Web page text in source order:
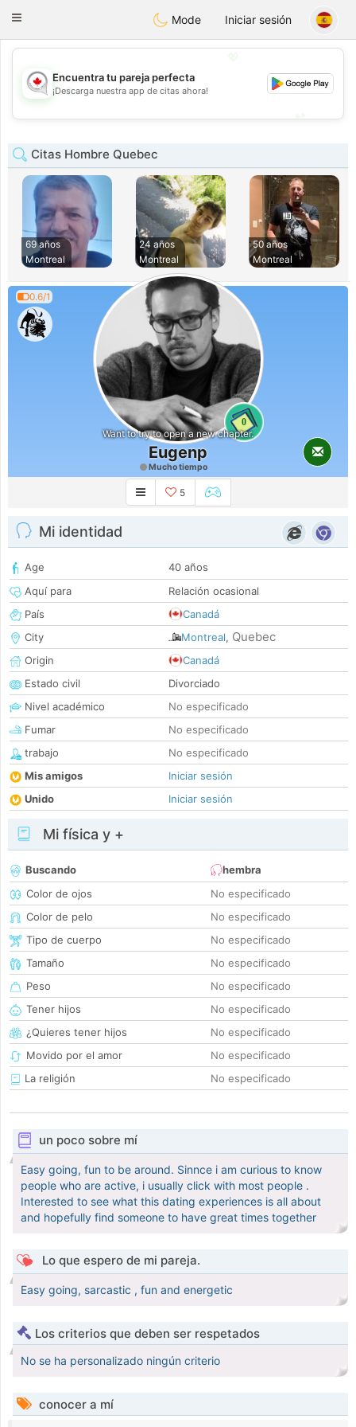
CANADIAN chat
Toggle
Mode Iniciar sesión
💖
💕
Encuentra tu pareja perfecta
¡Descarga nuestra app de citas ahora!
Citas Hombre Quebec
69 años
Montreal
24 años
Montreal
50 años
Montreal
0.6/1
0
Want to try to open a new chapter.
Eugenp
Mucho tiempo
5
Mi identidad
Age
40 años
Aquí para
Relación ocasional
País
Canadá
City
Montreal, Quebec
Origin
Canadá
Estado civil
Divorciado
Nivel académico
No especificado
Fumar
No especificado
trabajo
No especificado
Mis amigos
Iniciar sesión
Unido
Iniciar sesión
Mi física y +
Buscando
hembra
Color de ojos
No especificado
Color de pelo
No especificado
Tipo de cuerpo
No especificado
Tamaño
No especificado
Peso
No especificado
Tener hijos
No especificado
¿Quieres tener hijos
No especificado
Movido por el amor
No especificado
La religión
No especificado
un poco sobre mí
Easy going, fun to be around. Sinnce i am curious to know
people who are active, i usually click with most people .
Interested to see what this dating experiences is all about
and hopefully find someone to have great times together
Lo que espero de mi pareja.
Easy going, sarcastic , fun and energetic
Los criterios que deben ser respetados
No se ha personalizado ningún criterio
conocer a mí